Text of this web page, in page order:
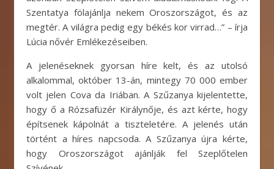
Szentatya fölajánlja nekem Oroszországot, és az
megtér. A világra pedig egy békés kor virrad…” – írja
Lúcia nővér Emlékezéseiben.
A jelenéseknek gyorsan híre kelt, és az utolsó
alkalommal, október 13-án, mintegy 70 000 ember
volt jelen Cova da Iriában. A Szűzanya kijelentette,
hogy ő a Rózsafüzér Királynője, és azt kérte, hogy
építsenek kápolnát a tiszteletére. A jelenés után
történt a híres napcsoda. A Szűzanya újra kérte,
hogy Oroszországot ajánlják fel Szeplőtelen